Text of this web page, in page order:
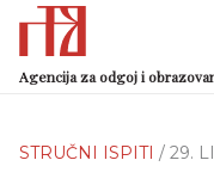
Agencija za odgoj i
STRUČNI ISPITI / 29.